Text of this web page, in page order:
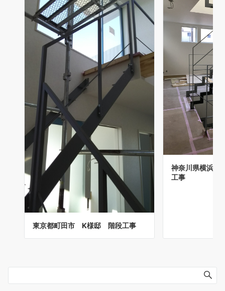
東京都町田市 K様邸 階段工事
神奈川県横浜
工事